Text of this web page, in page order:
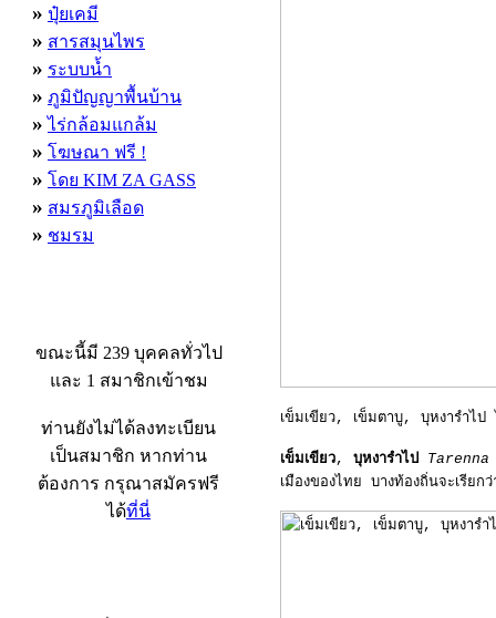
» ปุ๋ยเคมี
» สารสมุนไพร
» ระบบน้ำ
» ภูมิปัญญาพื้นบ้าน
» ไร่กล้อมแกล้ม
» โฆษณา ฟรี !
» โดย KIM ZA GASS
» สมรภูมิเลือด
» ชมรม
ขณะนี้มี 239 บุคคลทั่วไป
และ 1 สมาชิกเข้าชม
ท่านยังไม่ได้ลงทะเบียน
เป็นสมาชิก หากท่าน
ต้องการ กรุณาสมัครฟรี
ได้ที่นี่
เข็มเขียว, เข็มตาบู, บุหงารำไป
เข็มเขียว, บุหงารำไป
เมืองของไทย บางท้องถิ่นจะเรียก